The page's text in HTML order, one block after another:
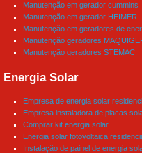
Manutenção em gerador cummins
Manutenção em gerador HEIMER
Manutenção em geradores de
Manutenção geradores
Manutenção geradores STEMAC
Energia Solar
Empresa de energia solar
Empresa instaladora de placas
Comprar kit energia solar
Energia solar fotovoltaica
Instalação de painel de energia